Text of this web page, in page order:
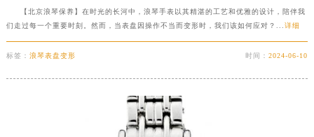
【北京浪琴保养】在时光的长河中，浪琴手表以其精湛的工艺和优雅的设计，陪伴我
们走过每一个重要时刻。然而，当表盘因操作不当而变形时，我们该如何应对？... 详细
标签： 浪琴表盘变形 时间：2024-06-10